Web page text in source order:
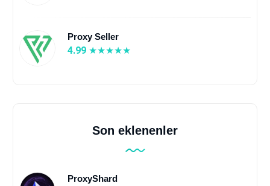
Proxy Seller
4.99
Son eklenenler
ProxyShard